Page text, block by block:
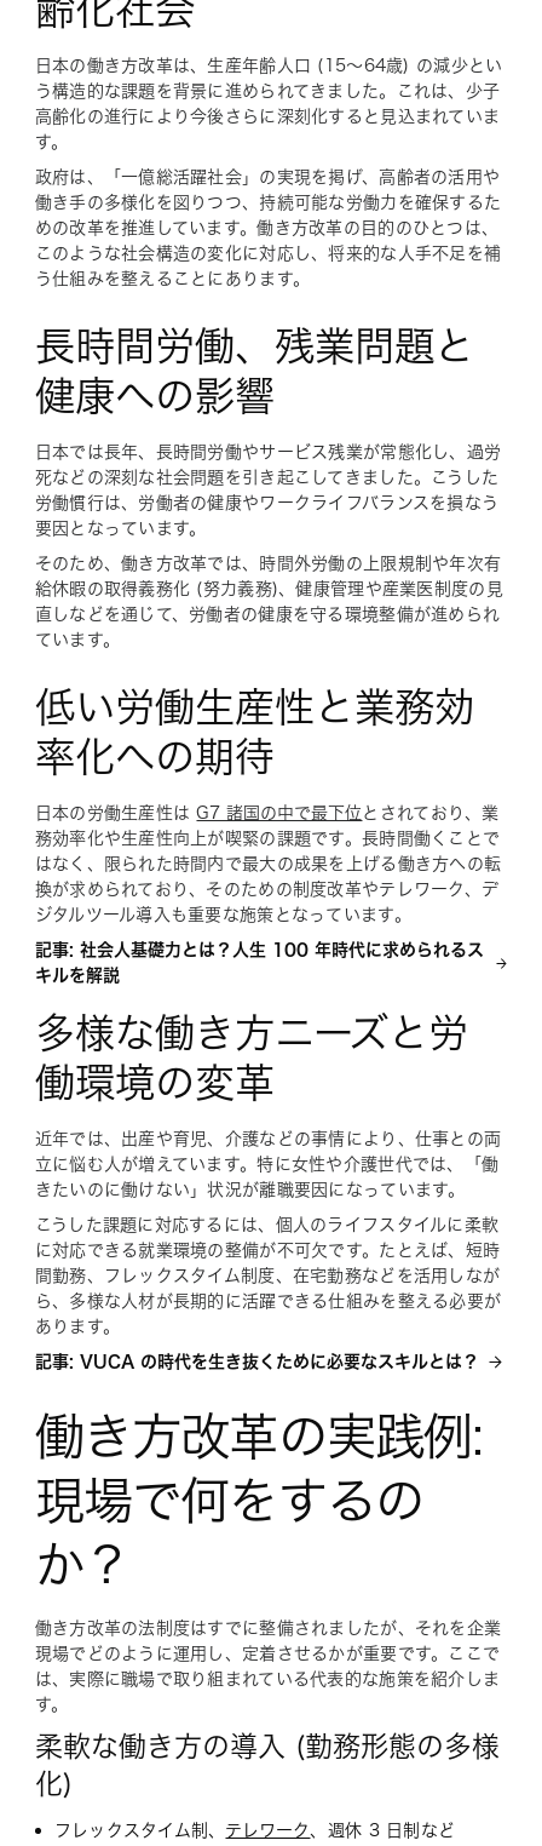
齢化社会
日本の働き方改革は、生産年齢人口 (15〜64歳) の減少とい
う構造的な課題を背景に進められてきました。これは、少子
高齢化の進行により今後さらに深刻化すると見込まれていま
す。
政府は、「一億総活躍社会」の実現を掲げ、高齢者の活用や
働き手の多様化を図りつつ、持続可能な労働力を確保するた
めの改革を推進しています。働き方改革の目的のひとつは、
このような社会構造の変化に対応し、将来的な人手不足を補
う仕組みを整えることにあります。
長時間労働、残業問題と
健康への影響
日本では長年、長時間労働やサービス残業が常態化し、過労
死などの深刻な社会問題を引き起こしてきました。こうした
労働慣行は、労働者の健康やワークライフバランスを損なう
要因となっています。
そのため、働き方改革では、時間外労働の上限規制や年次有
給休暇の取得義務化 (努力義務)、健康管理や産業医制度の見
直しなどを通じて、労働者の健康を守る環境整備が進められ
ています。
低い労働生産性と業務効
率化への期待
日本の労働生産性はG7 諸国の中で最下位 とされており、業
務効率化や生産性向上が喫緊の課題です。長時間働くことで
はなく、限られた時間内で最大の成果を上げる働き方への転
換が求められており、そのための制度改革やテレワーク、デ
ジタルツール導入も重要な施策となっています。
記事: 社会人基礎力とは？人生 100 年時代に求められるス
キルを解説
多様な働き方ニーズと労
働環境の変革
近年では、出産や育児、介護などの事情により、仕事との両
立に悩む人が増えています。特に女性や介護世代では、「働
きたいのに働けない」状況が離職要因になっています。
こうした課題に対応するには、個人のライフスタイルに柔軟
に対応できる就業環境の整備が不可欠です。たとえば、短時
間勤務、フレックスタイム制度、在宅勤務などを活用しなが
ら、多様な人材が長期的に活躍できる仕組みを整える必要が
あります。
記事: VUCA の時代を生き抜くために必要なスキルとは？
働き方改革の実践例:
現場で何をするの
か？
働き方改革の法制度はすでに整備されましたが、それを企業
現場でどのように運用し、定着させるかが重要です。ここで
は、実際に職場で取り組まれている代表的な施策を紹介しま
す。
柔軟な働き方の導入 (勤務形態の多様
化)
フレックスタイム制、 テレワーク、週休 3 日制など